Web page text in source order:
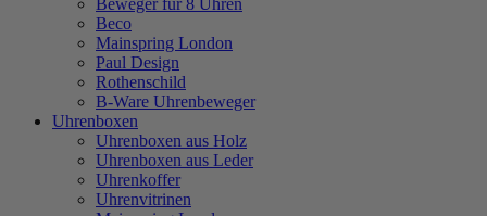
Beweger für 8 Uhren
Beco
Mainspring London
Paul Design
Rothenschild
B-Ware Uhrenbeweger
Uhrenboxen
Uhrenboxen aus Holz
Uhrenboxen aus Leder
Uhrenkoffer
Uhrenvitrinen